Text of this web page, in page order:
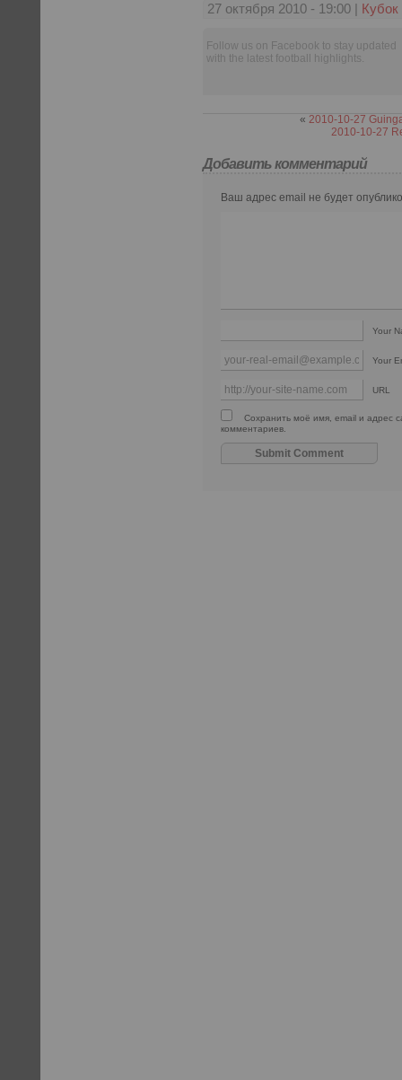
27 октября 2010 - 19:00 | Кубок
Follow us on Facebook to stay updated
with the latest football highlights.
« 2010-10-27
2010-10-27
Добавить комментарий
Ваш адрес email не будет
Your
Your
URL
Сохранить моё имя, email и адрес
комментариев.